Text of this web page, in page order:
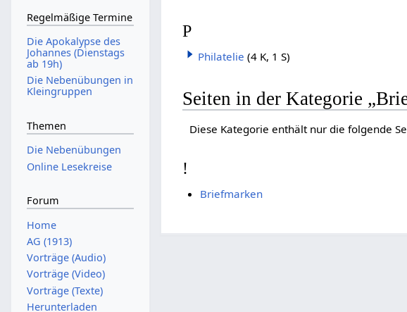
P
Philatelie (4 K, 1 S)
Seiten in der Kategorie
Diese Kategorie enthält nur die folgende
!
Briefmarken
Regelmäßige Termine
Die Apokalypse des
Johannes (Dienstags
ab 19h)
Die Nebenübungen in
Kleingruppen
Themen
Die Nebenübungen
Online Lesekreise
Forum
Home
AG (1913)
Vorträge (Audio)
Vorträge (Video)
Vorträge (Texte)
Herunterladen